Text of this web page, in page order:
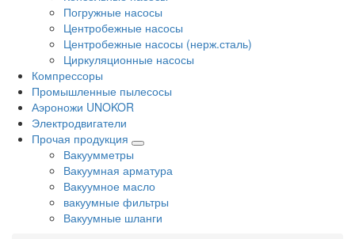
Погружные насосы
Центробежные насосы
Центробежные насосы (нерж.сталь)
Циркуляционные насосы
Компрессоры
Промышленные пылесосы
Аэроножи UNOKOR
Электродвигатели
Прочая продукция
Вакуумметры
Вакуумная арматура
Вакуумное масло
вакуумные фильтры
Вакуумные шланги